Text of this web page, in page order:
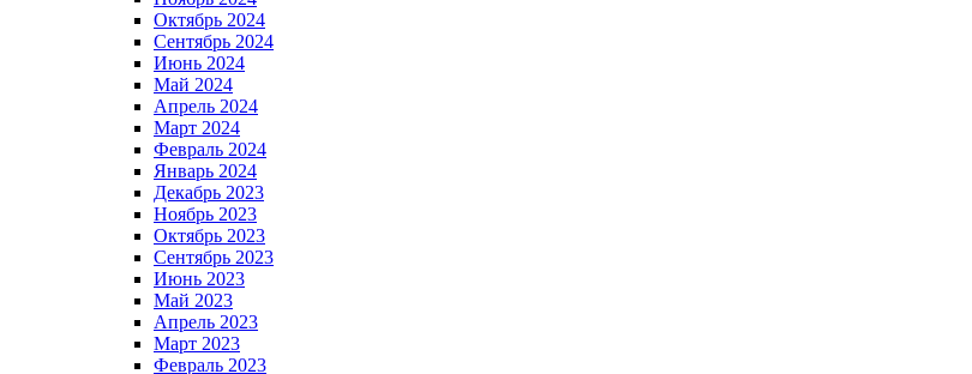
Октябрь 2024
Сентябрь 2024
Июнь 2024
Май 2024
Апрель 2024
Март 2024
Февраль 2024
Январь 2024
Декабрь 2023
Ноябрь 2023
Октябрь 2023
Сентябрь 2023
Июнь 2023
Май 2023
Апрель 2023
Март 2023
Февраль 2023